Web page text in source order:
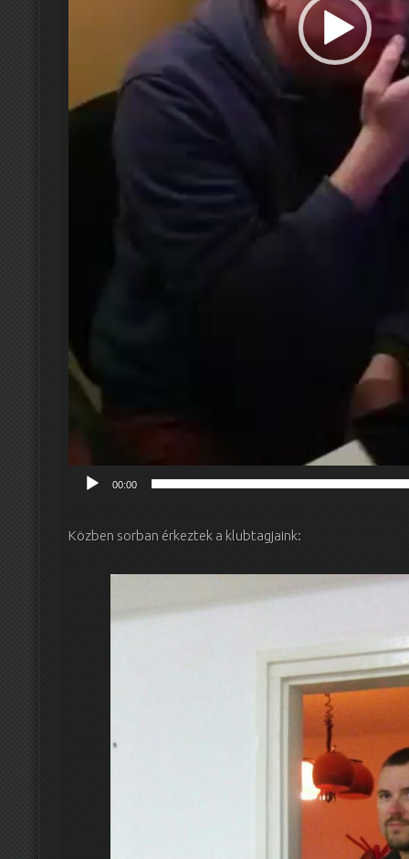
00:00
Közben sorban érkeztek a klubtagjaink: